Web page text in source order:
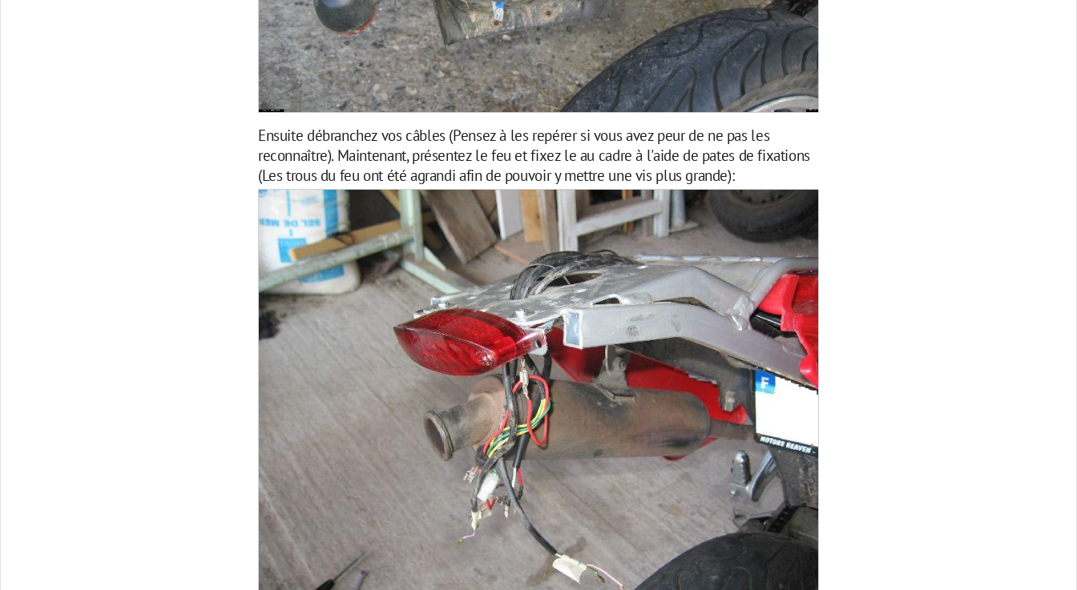
Ensuite débranchez vos câbles (Pensez à les repérer si vous avez peur de ne pas les
reconnaître). Maintenant, présentez le feu et fixez le au cadre à l'aide de pates de fixations
(Les trous du feu ont été agrandi afin de pouvoir y mettre une vis plus grande):